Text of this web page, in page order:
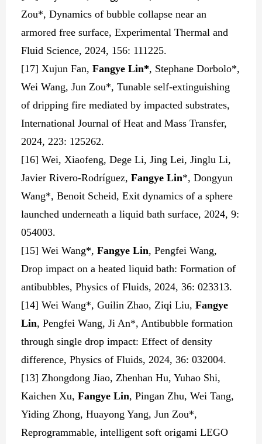
Zou*, Dynamics of bubble collapse near an
armored free surface, Experimental Thermal and
Fluid Science, 2024, 156: 111225.
[17] Xujun Fan, Fangye Lin*, Stephane Dorbolo*,
Wei Wang, Jun Zou*, Tunable self-extinguishing
of dripping fire mediated by impacted substrates,
International Journal of Heat and Mass Transfer,
2024, 223: 125262.
[16] Wei, Xiaofeng, Dege Li, Jing Lei, Jinglu Li,
Javier Rivero-Rodríguez, Fangye Lin*, Dongyun
Wang*, Benoit Scheid, Exit dynamics of a sphere
launched underneath a liquid bath surface, 2024, 9:
054003.
[15] Wei Wang*, Fangye Lin, Pengfei Wang,
Drop impact on a heated liquid bath: Formation of
antibubbles, Physics of Fluids, 2024, 36: 023313.
[14] Wei Wang*, Guilin Zhao, Ziqi Liu, Fangye
Lin, Pengfei Wang, Ji An*, Antibubble formation
through single drop impact: Effect of density
difference, Physics of Fluids, 2024, 36: 032004.
[13] Zhongdong Jiao, Zhenhan Hu, Yuhao Shi,
Kaichen Xu, Fangye Lin, Pingan Zhu, Wei Tang,
Yiding Zhong, Huayong Yang, Jun Zou*,
Reprogrammable, intelligent soft origami LEGO